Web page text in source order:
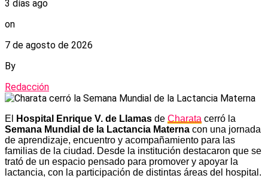
3 días ago
on
7 de agosto de 2026
By
Redacción
El Hospital Enrique V. de Llamas de Charata cerró la
Semana Mundial de la Lactancia Materna con una jornada
de aprendizaje, encuentro y acompañamiento para las
familias de la ciudad. Desde la institución destacaron que se
trató de un espacio pensado para promover y apoyar la
lactancia, con la participación de distintas áreas del hospital.